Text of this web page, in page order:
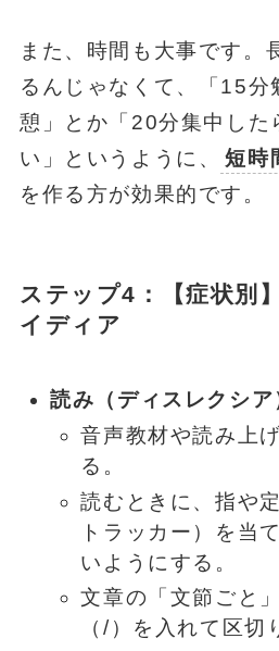
また、時間も大事です。
るんじゃなくて、「15分
憩」とか「20分集中した
い」というように、
短時
を作る方が効果的です。
ステップ4：【症状別
イディア
読み（ディスレクシア
音声教材や読み上
る。
読むときに、指や
トラッカー）を当
いようにする。
文章の「文節ごと
（/）を入れて区切